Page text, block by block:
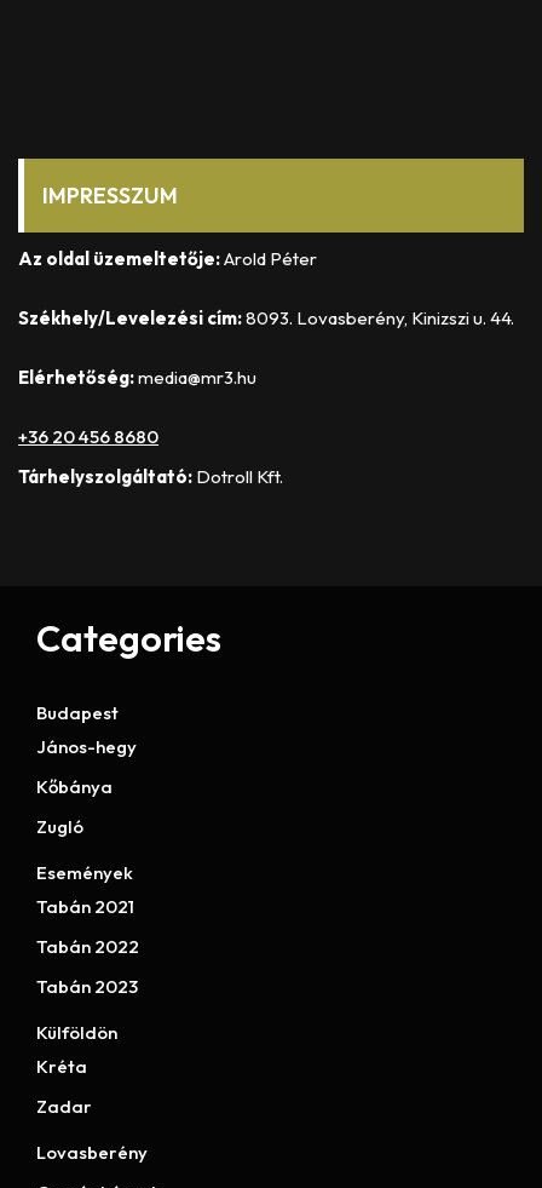
IMPRESSZUM
Az oldal üzemeltetője:Arold Péter
Székhely/Levelezési cím:8093. Lovasberény, Kinizszi u. 44.
Elérhetőség:media@mr3.hu
+36 20 456 8680
Tárhelyszolgáltató: Dotroll Kft.
Categories
Budapest
János-hegy
Kőbánya
Zugló
Események
Tabán 2021
Tabán 2022
Tabán 2023
Külföldön
Kréta
Zadar
Lovasberény